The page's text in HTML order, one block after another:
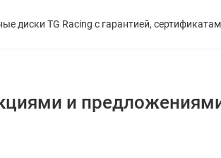
диски TG Racing с гарантией,
и